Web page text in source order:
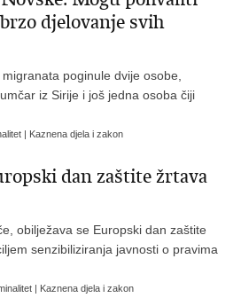
djelovanje svih
poginule dvije osobe,
iz Sirije i još jedna osoba čiji
| Kaznena djela i zakon
dan zaštite žrtava
obilježava se Europski dan zaštite
senzibiliziranja javnosti o pravima
| Kaznena djela i zakon